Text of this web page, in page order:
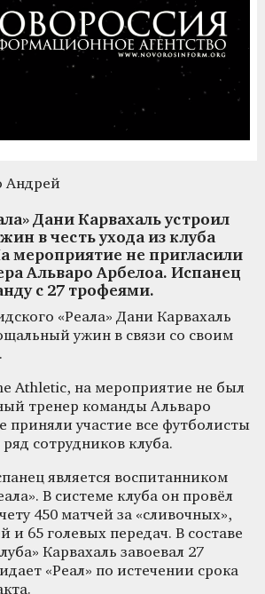
Андрей
Дани Карвахаль устроил
в честь ухода из клуба
мероприятие не пригласили
Альваро Арбелоа. Испанец
с 27 трофеями.
«Реала» Дани Карвахаль
ужин в связи со своим
Athletic, на мероприятие не был
тренер команды Альваро
приняли участие все футболисты
сотрудников клуба.
является воспитанником
В системе клуба он провёл
450 матчей за «сливочных»,
и 65 голевых передач. В составе
Карвахаль завоевал 27
«Реал» по истечении срока